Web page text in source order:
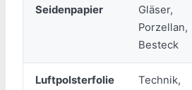
Seidenpapier
Gläser,
Porzellan,
Besteck
Luftpolsterfolie
Technik,